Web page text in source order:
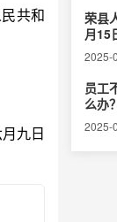
共和
九日
荣县
月15
2025-
员工
么办？
2025-